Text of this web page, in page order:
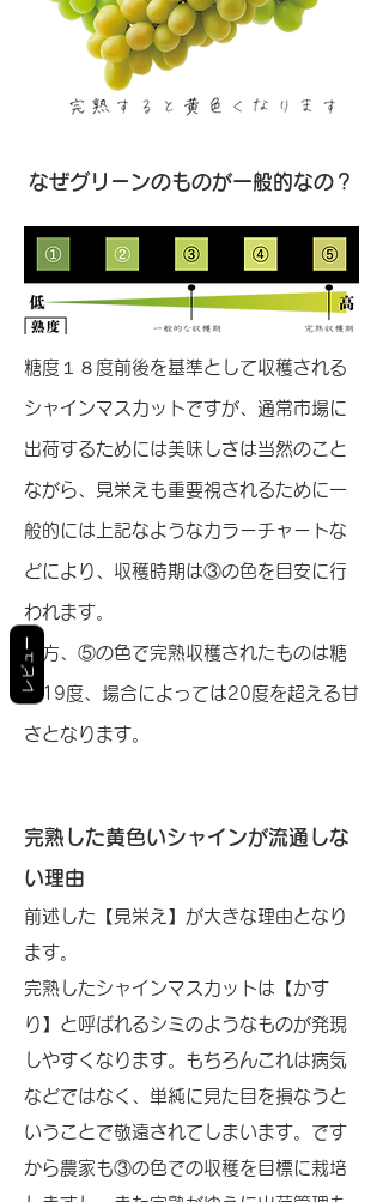
​なぜグリーンのものが一般的なの？
糖度１８度前後を基準として収穫される
シャインマスカットですが、通常市場に
出荷するためには美味しさは当然のこと
ながら、見栄えも重要視されるために一
般的には上記なようなカラーチャートな
どにより、収穫時期は③の色を目安に行
われます。
一方、⑤の色で完熟収穫されたものは糖
度19度、場合によっては20度を超える甘
さとなります。
完熟した黄色いシャインが流通しな
い理由
前述した【見栄え】が大きな理由となり
ます。
完熟したシャインマスカットは【かす
り】と呼ばれるシミのようなものが発現
しやすくなります。もちろんこれは病気
などではなく、単純に見た目を損なうと
いうことで敬遠されてしまいます。です
から農家も③の色での収穫を目標に栽培
レビュー